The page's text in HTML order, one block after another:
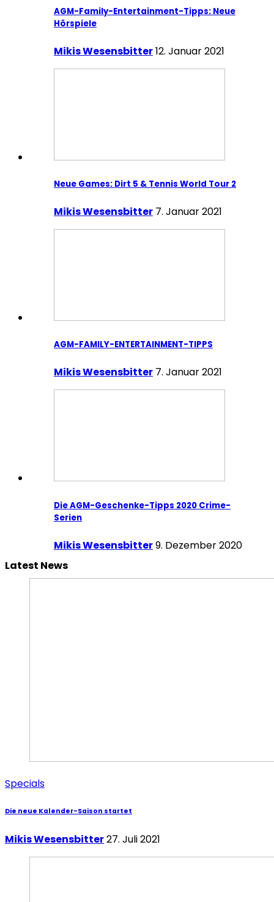
AGM-Family-Entertainment-Tipps: Neue
Hörspiele
Mikis Wesensbitter12. Januar 2021
Neue Games: Dirt 5 & Tennis World Tour 2
Mikis Wesensbitter 7. Januar 2021
AGM-FAMILY-ENTERTAINMENT-TIPPS
Mikis Wesensbitter 7. Januar 2021
Die AGM-Geschenke-Tipps 2020 Crime-
Serien
Mikis Wesensbitter9. Dezember 2020
Latest News
Specials
Die neue Kalender-Saison startet
Mikis Wesensbitter27. Juli 2021